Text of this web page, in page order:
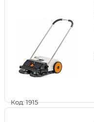
Код: 1915